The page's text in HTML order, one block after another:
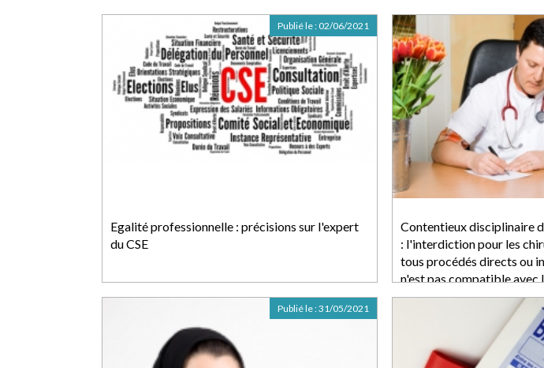
Egalité professionnelle : précisions sur l'expert
du CSE
Publié le : 02/06/2021
Contentieux disciplinaire
: l'interdiction pour les
tous procédés directs ou
n'est pas compatible avec
Publié le :31/05/2021